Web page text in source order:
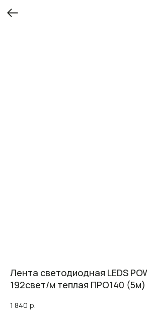
Лента светодиодная LEDS
192свет/м теплая ПРО140
1 840 р.